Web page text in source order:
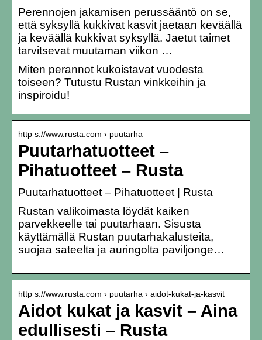
Perennojen jakamisen perussääntö on se,
että syksyllä kukkivat kasvit jaetaan keväällä
ja keväällä kukkivat syksyllä. Jaetut taimet
tarvitsevat muutaman viikon …
Miten perannot kukoistavat vuodesta
toiseen? Tutustu Rustan vinkkeihin ja
inspiroidu!
http s://www.rusta.com › puutarha
Puutarhatuotteet –
Pihatuotteet – Rusta
Puutarhatuotteet – Pihatuotteet | Rusta
Rustan valikoimasta löydät kaiken
parvekkeelle tai puutarhaan. Sisusta
käyttämällä Rustan puutarhakalusteita,
suojaa sateelta ja auringolta paviljonge…
http s://www.rusta.com › puutarha › aidot-kukat-ja-kasvit
Aidot kukat ja kasvit – Aina
edullisesti – Rusta